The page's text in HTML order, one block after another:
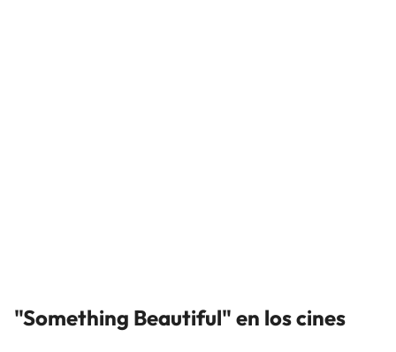
"Something Beautiful" en los cines